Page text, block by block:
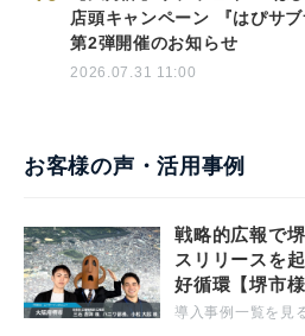
店頭キャンペーン 『はぴサブ
第2弾開催のお知らせ
2026.07.31 11:00
お客様の声・活用事例
戦略的広報で
スリリースを
好循環【堺市様
導入事例一覧を見